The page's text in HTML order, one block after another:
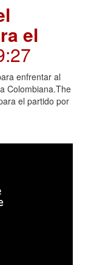
el
enfrentar al
Colombiana.The
el partido por